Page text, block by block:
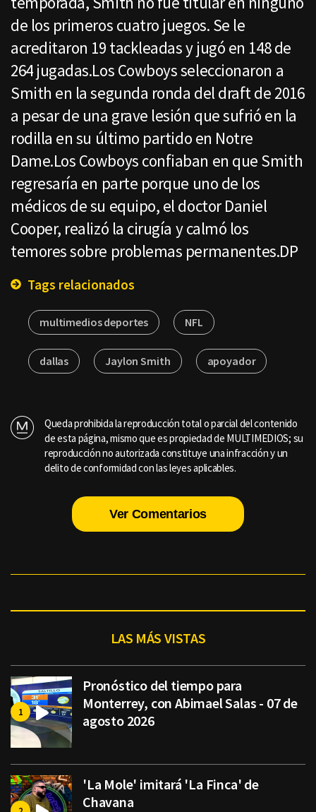
de los primeros cuatro juegos. Se le
acreditaron 19 tackleadas y jugó en 148 de
264 jugadas.Los Cowboys seleccionaron a
Smith en la segunda ronda del draft de 2016
a pesar de una grave lesión que sufrió en la
rodilla en su último partido en Notre
Dame.Los Cowboys confiaban en que Smith
regresaría en parte porque uno de los
médicos de su equipo, el doctor Daniel
Cooper, realizó la cirugía y calmó los
temores sobre problemas permanentes.DP
Tags relacionados
multimedios deportes NFL
dallas Jaylon Smith apoyador
Queda prohibida la reproducción total o parcial del contenido
de esta página, mismo que es propiedad de MULTIMEDIOS; su
reproducción no autorizada constituye una infracción y un
delito de conformidad con las leyes aplicables.
Ver Comentarios
LAS MÁS VISTAS
Pronóstico del tiempo para
Monterrey, con Abimael Salas - 07 de
agosto 2026
'La Mole' imitará 'La Finca' de
Chavana